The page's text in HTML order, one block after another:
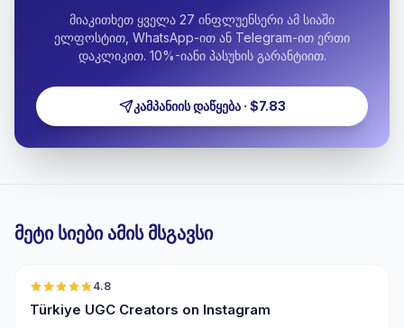
მიაკითხეთ ყველა 27 ინფლუენსერი ამ სიაში
ელფოსტით, WhatsApp-ით ან Telegram-ით ერთი
დაკლიკით. 10%-იანი პასუხის გარანტიით.
კამპანიის დაწყება · $7.83
მეტი სიები ამის მსგავსი
4.8
Türkiye UGC Creators on Instagram